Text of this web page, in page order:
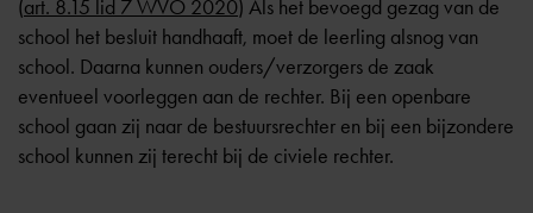
(art. 8.15 lid 7 WVO 2020) Als het bevoegd gezag van de
school het besluit handhaaft, moet de leerling alsnog van
school. Daarna kunnen ouders/verzorgers de zaak
eventueel voorleggen aan de rechter. Bij een openbare
school gaan zij naar de bestuursrechter en bij een bijzondere
school kunnen zij terecht bij de civiele rechter.